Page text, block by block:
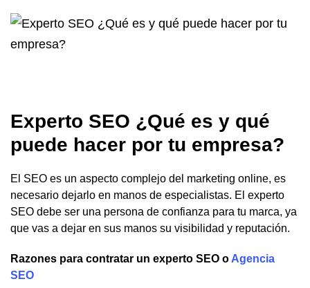
Experto SEO ¿Qué es y qué
puede hacer por tu empresa?
El SEO es un aspecto complejo del marketing online, es
necesario dejarlo en manos de especialistas. El experto
SEO debe ser una persona de confianza para tu marca, ya
que vas a dejar en sus manos su visibilidad y reputación.
Razones para contratar un experto SEO o Agencia
SEO